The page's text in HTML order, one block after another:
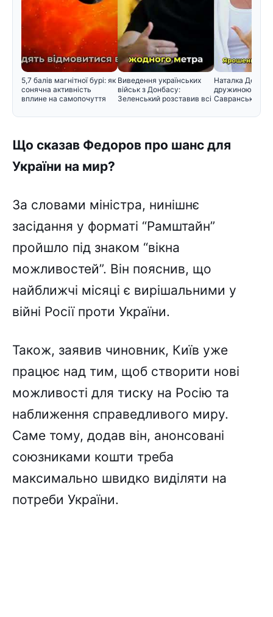
5,7 балів магнітної бурі: як
сонячна активність
вплине на самопочуття
Виведення українських
військ з Донбасу:
Зеленський розставив всі
Наталка
дружиною Юрія
Савранського
Що сказав Федоров про шанс для
України на мир?
За словами міністра, нинішнє
засідання у форматі “Рамштайн”
пройшло під знаком “вікна
можливостей”. Він пояснив, що
найближчі місяці є вирішальними у
війні Росії проти України.
Також, заявив чиновник, Київ уже
працює над тим, щоб створити нові
можливості для тиску на Росію та
наближення справедливого миру.
Саме тому, додав він, анонсовані
союзниками кошти треба
максимально швидко виділяти на
потреби України.